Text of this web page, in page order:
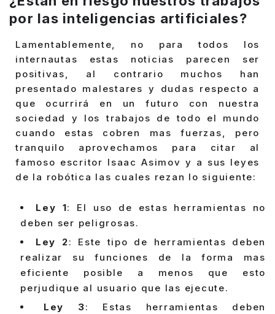
por las inteligencias artificiales?
Lamentablemente, no para todos los
internautas estas noticias parecen ser
positivas, al contrario muchos han
presentado malestares y dudas respecto a
que ocurrirá en un futuro con nuestra
sociedad y los trabajos de todo el mundo
cuando estas cobren mas fuerzas, pero
tranquilo aprovechamos para citar al
famoso escritor Isaac Asimov y a sus leyes
de la robótica las cuales rezan lo siguiente:
Ley 1: El uso de estas herramientas no
deben ser peligrosas.
Ley 2: Este tipo de herramientas deben
realizar su funciones de la forma mas
eficiente posible a menos que esto
perjudique al usuario que las ejecute.
Ley 3: Estas herramientas deben